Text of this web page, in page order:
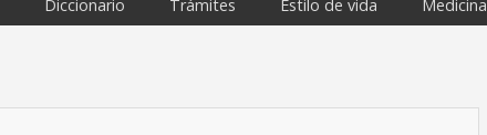
Diccionario Trámites Estilo de vida Medicina